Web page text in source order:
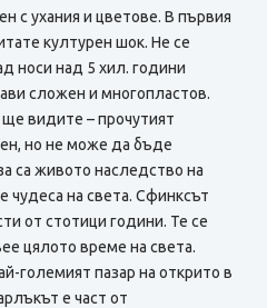
с ухания и цветове. В първия
културен шок. Не се
носи над 5 хил. години
сложен и многопластов.
видите – прочутият
но не може да бъде
са живото наследство на
чудеса на света. Сфинксът
от стотици години. Те се
цялото време на света.
големият пазар на открито в
е част от